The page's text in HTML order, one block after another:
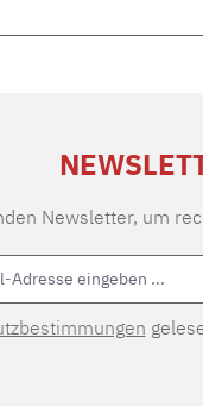
Newsletter, um